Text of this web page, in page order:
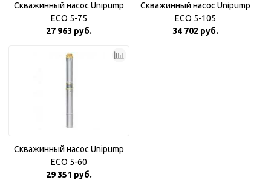
Скважинный насос Unipump
ECO 5-75
27 963 руб.
Скважинный насос Unipump
ECO 5-105
34 702 руб.
Скважинный насос Unipump
ECO 5-60
29 351 руб.